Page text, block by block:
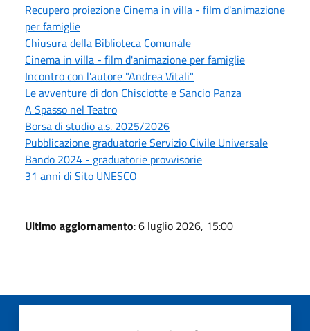
Recupero proiezione Cinema in villa - film d'animazione
per famiglie
Chiusura della Biblioteca Comunale
Cinema in villa - film d'animazione per famiglie
Incontro con l'autore "Andrea Vitali"
Le avventure di don Chisciotte e Sancio Panza
A Spasso nel Teatro
Borsa di studio a.s. 2025/2026
Pubblicazione graduatorie Servizio Civile Universale
Bando 2024 - graduatorie provvisorie
31 anni di Sito UNESCO
Ultimo aggiornamento: 6 luglio 2026, 15:00